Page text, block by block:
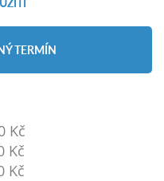
TERMÍN
Kč
Kč
Kč